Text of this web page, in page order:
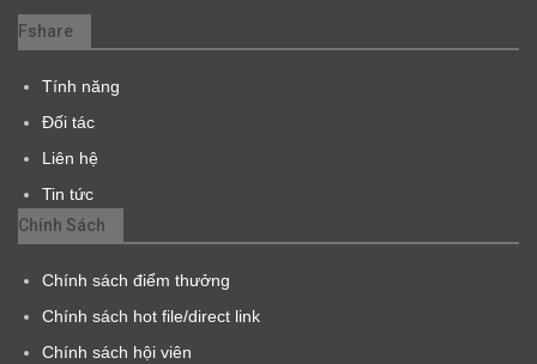
Fshare
Tính năng
Đối tác
Liên hệ
Tin tức
Chính Sách
Chính sách điểm thưởng
Chính sách hot file/direct link
Chính sách hội viên